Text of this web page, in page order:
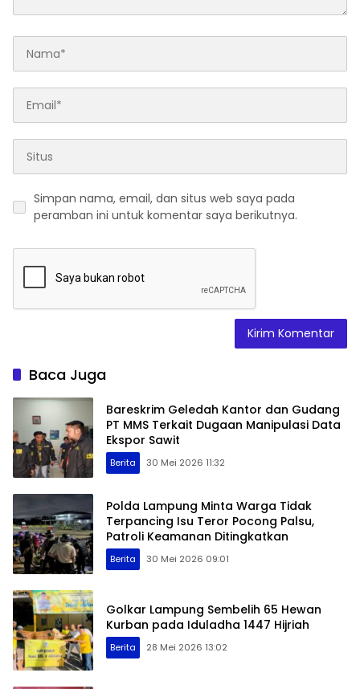
Simpan nama, email, dan situs web saya pada
peramban ini untuk komentar saya berikutnya.
Baca Juga
Bareskrim Geledah Kantor dan Gudang
PT MMS Terkait Dugaan Manipulasi Data
Ekspor Sawit
Berita 30 Mei 2026 11:32
Polda Lampung Minta Warga Tidak
Terpancing Isu Teror Pocong Palsu,
Patroli Keamanan Ditingkatkan
Berita 30 Mei 2026 09:01
Golkar Lampung Sembelih 65 Hewan
Kurban pada Iduladha 1447 Hijriah
Berita 28 Mei 2026 13:02